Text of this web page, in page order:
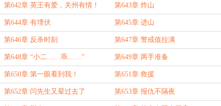
第642章 英王有爱，关州有情！ 第643章 炸山
第644章 有埋伏 第645章 进山
第646章 反杀时刻 第647章 警戒值拉满
第648章 “小二……乖……” 第649章 两手准备
第650章 第一眼看到我！ 第651章 救援
第652章 闫先生又晕过去了 第653章 报仇不隔夜